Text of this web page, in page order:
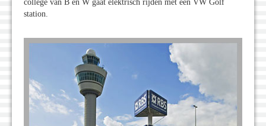
college van B en W gaat elektrisch rijden met een VW Golf
station.